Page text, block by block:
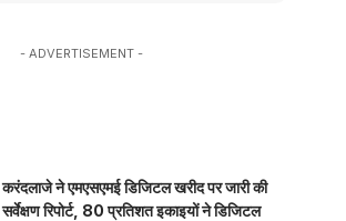
- ADVERTISEMENT -
करंदलाजे ने एमएसएमई डिजिटल खरीद पर जारी की
सर्वेक्षण रिपोर्ट, 80 प्रतिशत इकाइयों ने डिजिटल